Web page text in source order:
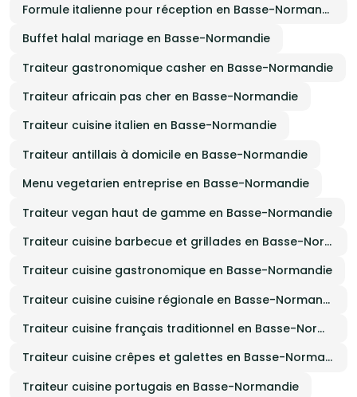
Formule italienne pour réception en Basse-Normandie
Buffet halal mariage en Basse-Normandie
Traiteur gastronomique casher en Basse-Normandie
Traiteur africain pas cher en Basse-Normandie
Traiteur cuisine italien en Basse-Normandie
Traiteur antillais à domicile en Basse-Normandie
Menu vegetarien entreprise en Basse-Normandie
Traiteur vegan haut de gamme en Basse-Normandie
Traiteur cuisine barbecue et grillades en Basse-Normandie
Traiteur cuisine gastronomique en Basse-Normandie
Traiteur cuisine cuisine régionale en Basse-Normandie
Traiteur cuisine français traditionnel en Basse-Normandie
Traiteur cuisine crêpes et galettes en Basse-Normandie
Traiteur cuisine portugais en Basse-Normandie